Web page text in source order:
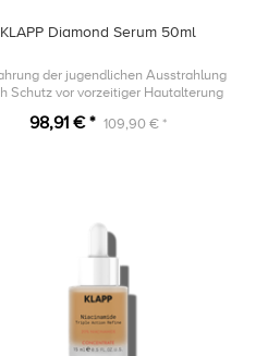
KLAPP Diamond Serum 50ml
der jugendlichen Ausstrahlung
Schutz vor vorzeitiger Hautalterung
98,91 € * 109,90 € *